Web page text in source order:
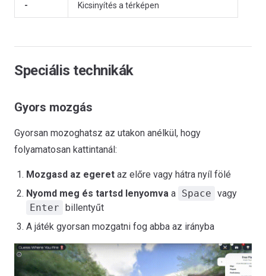
- Kicsinyítés a térképen
Speciális technikák
Gyors mozgás
Gyorsan mozoghatsz az utakon anélkül, hogy
folyamatosan kattintanál:
Mozgasd az egeret az előre vagy hátra nyíl fölé
Nyomd meg és tartsd lenyomva a Space vagy
Enter billentyűt
A játék gyorsan mozgatni fog abba az irányba